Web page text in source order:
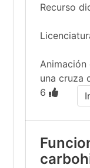
Recurso
Animación
una cruza
6